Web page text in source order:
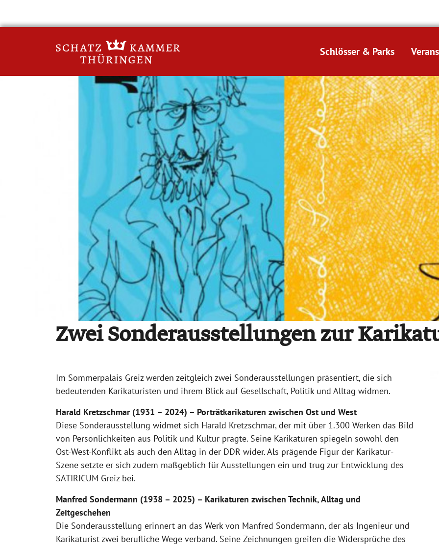
Schlösser & Parks
Zwei Sonderausstellungen zur
Im Sommerpalais Greiz werden zeitgleich zwei Sonderausstellungen präsentiert, die sich
bedeutenden Karikaturisten und ihrem Blick auf Gesellschaft, Politik und Alltag widmen.
Harald Kretzschmar (1931 – 2024) – Porträtkarikaturen zwischen Ost und West
Diese Sonderausstellung widmet sich Harald Kretzschmar, der mit über 1.300 Werken das Bild
von Persönlichkeiten aus Politik und Kultur prägte. Seine Karikaturen spiegeln sowohl den
Ost-West-Konflikt als auch den Alltag in der DDR wider. Als prägende Figur der Karikatur-
Szene setzte er sich zudem maßgeblich für Ausstellungen ein und trug zur Entwicklung des
SATIRICUM Greizbei.
Manfred Sondermann (1938 – 2025) – Karikaturen zwischen Technik, Alltag und
Zeitgeschehen
Die Sonderausstellung erinnert an das Werk von Manfred Sondermann, der als Ingenieur und
Karikaturist zwei berufliche Wege verband. Seine Zeichnungen greifen die Widersprüche des